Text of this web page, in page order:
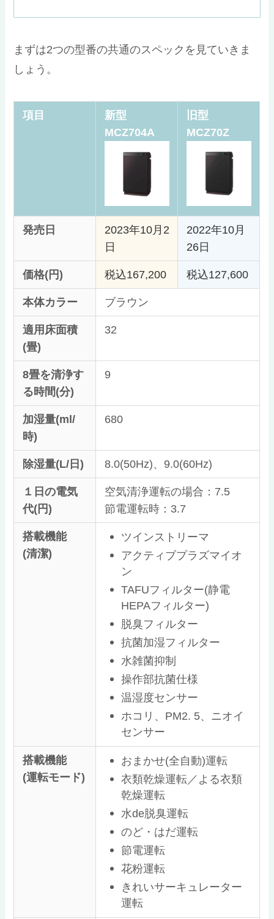
まずは2つの型番の共通のスペックを見ていきま
しょう。
項目
新型
MCZ704A
旧型
MCZ70Z
発売日
2023年10月2
日
2022年10月
26日
価格(円) 税込167,200 税込127,600
本体カラー ブラウン
適用床面積
(畳)
32
8畳を清浄す
る時間(分)
9
加湿量(ml/
時)
680
除湿量(L/日) 8.0(50Hz)、9.0(60Hz)
１日の電気
代(円)
空気清浄運転の場合：7.5
節電運転時：3.7
搭載機能
(清潔)
ツインストリーマ
アクティブプラズマイオ
ン
TAFUフィルター(静電
HEPAフィルター)
脱臭フィルター
抗菌加湿フィルター
水雑菌抑制
操作部抗菌仕様
温湿度センサー
ホコリ、PM2. 5、ニオイ
センサー
搭載機能
(運転モード)
おまかせ(全自動)運転
衣類乾燥運転／よる衣類
乾燥運転
水de脱臭運転
のど・はだ運転
節電運転
花粉運転
きれいサーキュレーター
運転